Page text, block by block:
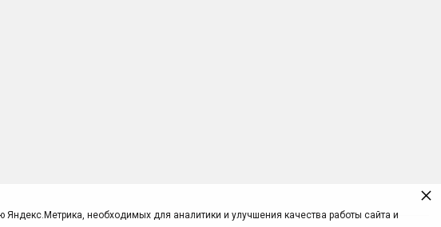
необходимых для аналитики и улучшения качества работы сайта и
×